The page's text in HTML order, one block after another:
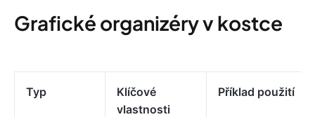
Grafické organizéry v kostce
Typ
Klíčové
vlastnosti
Příklad použití